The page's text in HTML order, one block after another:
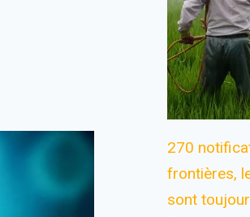
270
frontières,
sont